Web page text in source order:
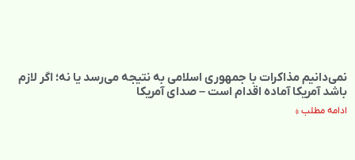
نمی‌دانیم مذاکرات با جمهوری اسلامی به نتیجه می‌رسد یا نه؛ اگر لازم
باشد آمریکا آماده اقدام است – صدای آمریکا
ادامه مطلب »